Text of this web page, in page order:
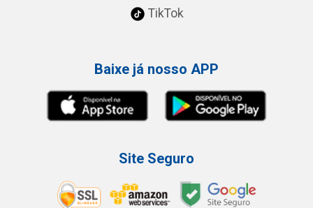
TikTok
Baixe já nosso APP
Site Seguro